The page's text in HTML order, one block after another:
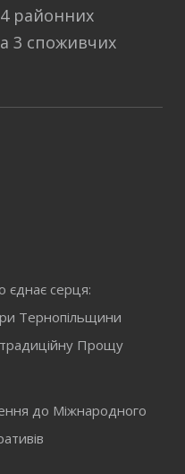
районних
3 споживчих
єднає серця:
Тернопільщини
традиційну Прощу
до Міжнародного